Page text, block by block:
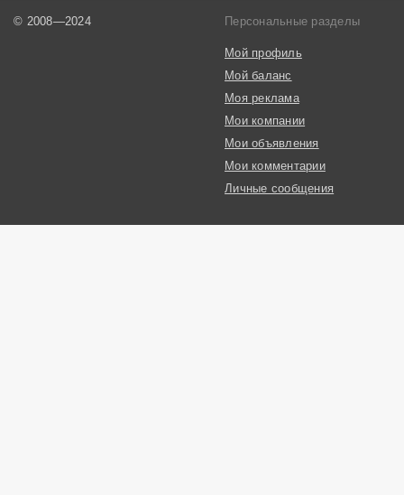
© 2008—2024 Персональные разделы
Мой профиль
Мой баланс
Моя реклама
Мои компании
Мои объявления
Мои комментарии
Личные сообщения